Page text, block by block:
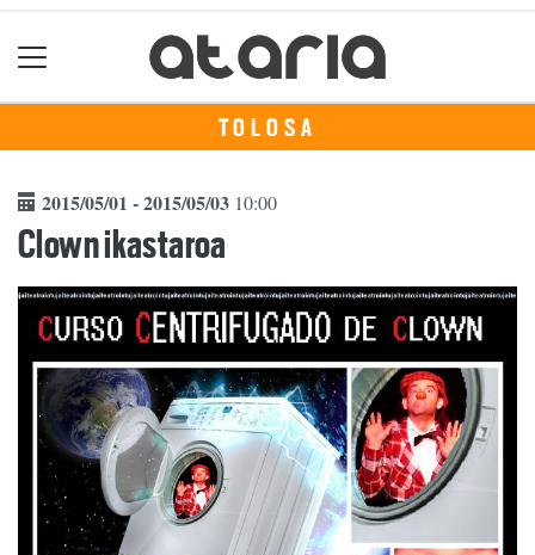
TOLOSA
2015/05/01 - 2015/05/03 10:00
Clown ikastaroa